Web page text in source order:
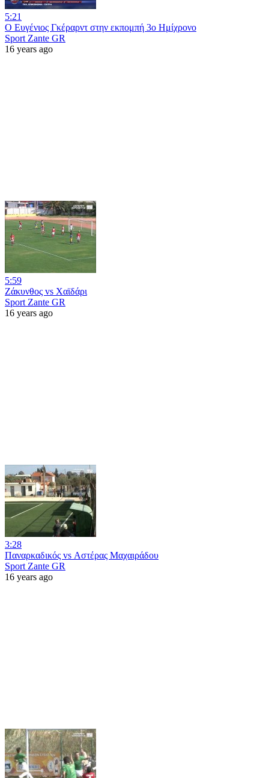
5:21
Ο Ευγένιος Γκέραρντ στην εκπομπή 3ο Ημίχρονο
Sport Zante GR
16 years ago
5:59
Ζάκυνθος vs Χαϊδάρι
Sport Zante GR
16 years ago
3:28
Παναρκαδικός vs Αστέρας Μαχαιράδου
Sport Zante GR
16 years ago